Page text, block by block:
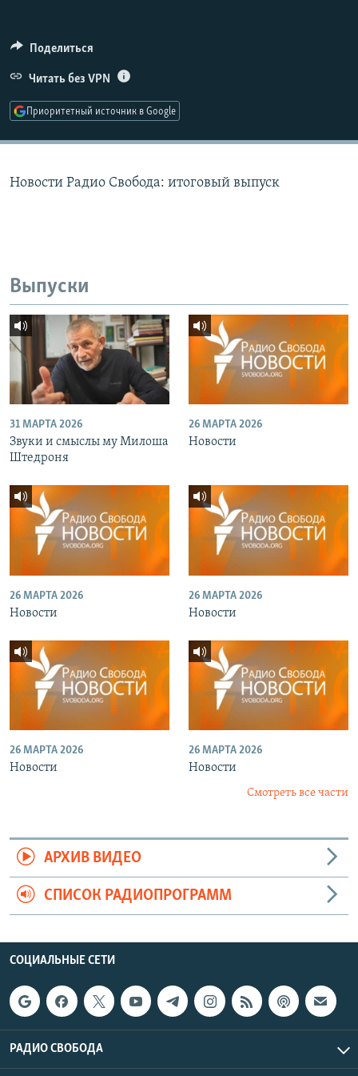
ПОДПИШИТЕСЬ НА РАССЫЛКУ
СОЦИАЛЬНЫЕ СЕТИ
Поделиться
Читать без VPN
Приоритетный источник в Google
Новости Радио Свобода: итоговый выпуск
Выпуски
31 МАРТА 2026
Звуки и смыслы му Милоша
Штедроня
26 МАРТА 2026
Новости
26 МАРТА 2026
Новости
26 МАРТА 2026
Новости
26 МАРТА 2026
Новости
26 МАРТА 2026
Новости
Смотреть все части
АРХИВ ВИДЕО
СПИСОК РАДИОПРОГРАММ
СОЦИАЛЬНЫЕ СЕТИ
РАДИО СВОБОДА